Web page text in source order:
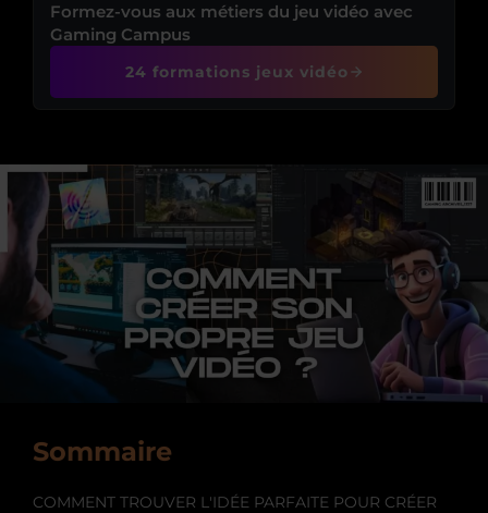
Formez-vous aux métiers du jeu vidéo avec
Gaming Campus
24 formations jeux vidéo
Sommaire
COMMENT TROUVER L'IDÉE PARFAITE POUR CRÉER